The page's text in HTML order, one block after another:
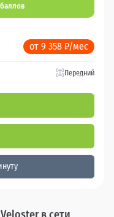
от 9 358 ₽/мес
Передний